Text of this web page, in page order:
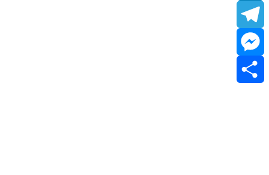
LinkedIn
Telegram
Messenger